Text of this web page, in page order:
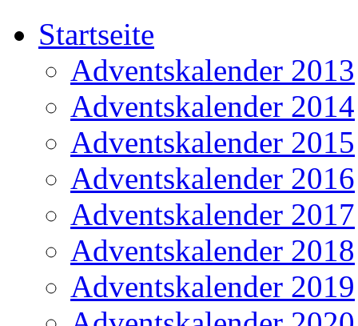
Startseite
Adventskalender 2013
Adventskalender 2014
Adventskalender 2015
Adventskalender 2016
Adventskalender 2017
Adventskalender 2018
Adventskalender 2019